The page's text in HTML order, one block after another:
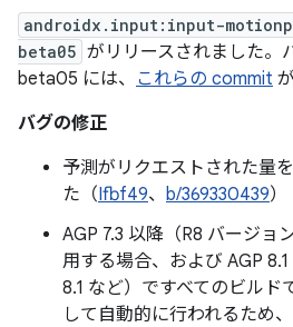
androidx.input:input-
beta05 がリリースされました。
beta05 には、 これらの commit
バグの修正
予測がリクエストされた量
た（Ifbf49、 b/369330439）
AGP 7.3 以降（R8 バージョ
用する場合、および AGP
8.1 など）ですべてのビルド
して自動的に行われるため